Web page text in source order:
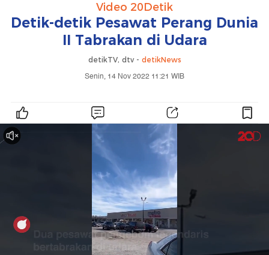
Video 20Detik
Detik-detik Pesawat Perang Dunia
II Tabrakan di Udara
detikTV, dtv - detikNews
Senin, 14 Nov 2022 11:21 WIB